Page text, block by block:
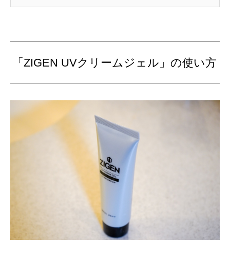
「ZIGEN UVクリームジェル」の使い方